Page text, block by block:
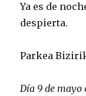
Ya es de
despierta.
Parkea
Día 9 de mayo